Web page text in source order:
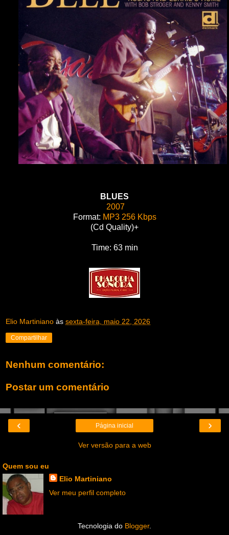
BLUES
2007
Format: MP3 256 Kbps
(Cd Quality)+
Time: 63 min
Elio Martiniano às sexta-feira, maio 22, 2026
Compartilhar
Nenhum comentário:
Postar um comentário
‹ ›
Página inicial
Ver versão para a web
Quem sou eu
Elio Martiniano
Ver meu perfil completo
Tecnologia do Blogger.